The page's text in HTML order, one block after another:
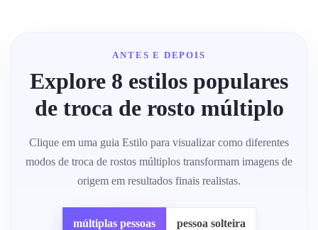
ANTES E DEPOIS
Explore 8 estilos populares
de troca de rosto múltiplo
Clique em uma guia Estilo para visualizar como diferentes
modos de troca de rostos múltiplos transformam imagens de
origem em resultados finais realistas.
múltiplas pessoas pessoa solteira